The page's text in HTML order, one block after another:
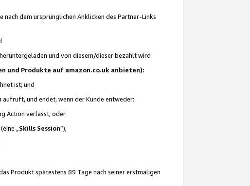
dem ursprünglichen Anklicken des Partner-Links
und von diesem/dieser bezahlt wird
und Produkte auf amazon.co.uk anbieten):
ist; und
und endet, wenn der Kunde entweder:
Action verlässt, oder
„ Skills Session“),
Produkt spätestens 89 Tage nach seiner erstmaligen